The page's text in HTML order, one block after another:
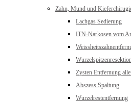
Zahn, Mund und
Lachgas Sedierung
ITN-Narkosen vom
Zysten Entfernung
Abszess Spaltung
Wurzelrestentfernung